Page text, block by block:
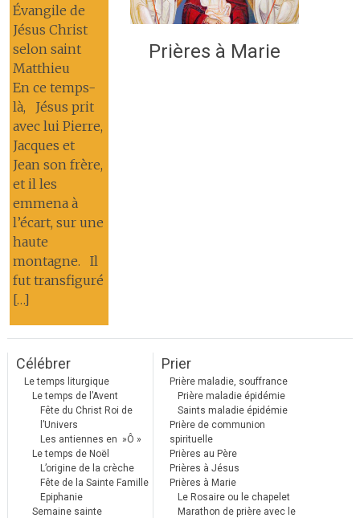
Évangile de
Jésus Christ
selon saint
Matthieu
En ce temps-
là, Jésus prit
avec lui Pierre,
Jacques et
Jean son frère,
et il les
emmena à
l’écart, sur une
haute
montagne. Il
fut transfiguré
[…]
Prières à Marie
Célébrer
Le temps liturgique
Le temps de l’Avent
Fête du Christ Roi de
l’Univers
Les antiennes en »Ô »
Le temps de Noël
L’origine de la crèche
Fête de la Sainte Famille
Epiphanie
Semaine sainte
Prier
Prière maladie, souffrance
Prière maladie épidémie
Saints maladie épidémie
Prière de communion
spirituelle
Prières au Père
Prières à Jésus
Prières à Marie
Le Rosaire ou le chapelet
Marathon de prière avec le